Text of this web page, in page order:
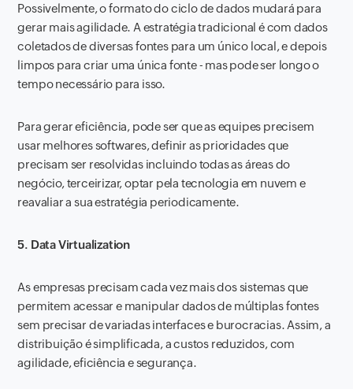
Possivelmente, o formato do ciclo de dados mudará para
gerar mais agilidade. A estratégia tradicional é com dados
coletados de diversas fontes para um único local, e depois
limpos para criar uma única fonte - mas pode ser longo o
tempo necessário para isso.
Para gerar eficiência, pode ser que as equipes precisem
usar melhores softwares, definir as prioridades que
precisam ser resolvidas incluindo todas as áreas do
negócio, terceirizar, optar pela tecnologia em nuvem e
reavaliar a sua estratégia periodicamente.
5. Data Virtualization
As empresas precisam cada vez mais dos sistemas que
permitem acessar e manipular dados de múltiplas fontes
sem precisar de variadas interfaces e burocracias. Assim, a
distribuição é simplificada, a custos reduzidos, com
agilidade, eficiência e segurança.